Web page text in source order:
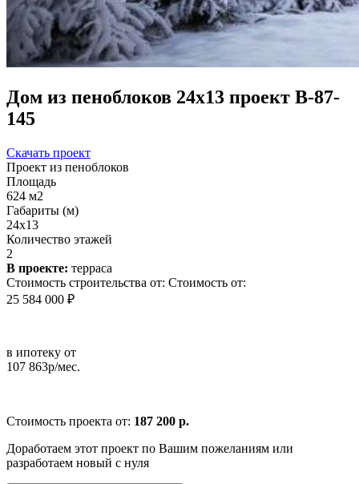
Дом из пеноблоков 24х13 проект В-87-
145
Скачать проект
Проект из пеноблоков
Площадь
624 м2
Габариты (м)
24x13
Количество этажей
2
В проекте: терраса
Стоимость строительства от: Стоимость от:
25 584 000 ₽
в ипотеку от
107 863р/мес.
Стоимость проекта от: 187 200 р.
Доработаем этот проект по Вашим пожеланиям или
разработаем новый с нуля